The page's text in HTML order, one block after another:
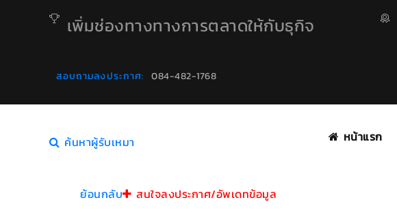
เพิ่มช่องทางทางการตลาดให้กับธุกิจ
สอบถามลงประกาศ: 084-482-1768
ค้นหาผู้รับเหมา หน้าแรก
ย้อนกลับ สนใจลงประกาศ/อัพเดทข้อมูล